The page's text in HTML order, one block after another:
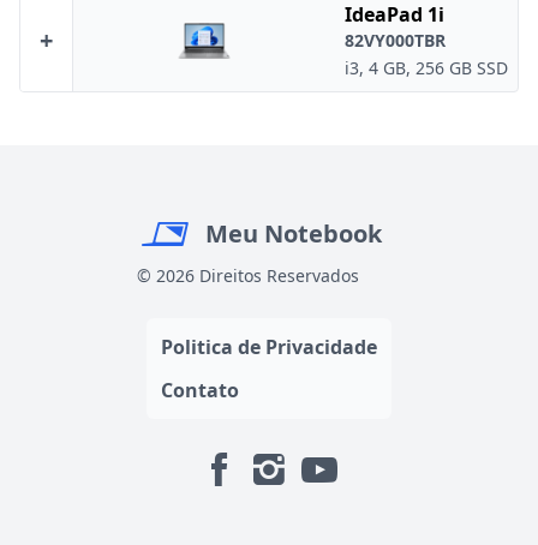
+
IdeaPad 1i
82VY000TBR
i3, 4 GB, 256 GB SSD
Meu Notebook
© 2026 Direitos Reservados
Politica de Privacidade
Contato